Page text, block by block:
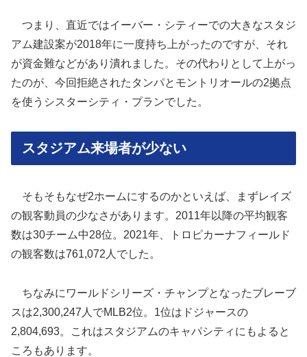
つまり、直近ではイーバー・シティーでの大きなスタジ
アム建設案が2018年に一度持ち上がったのですが、それ
が資金難などがあり潰れました。その代わりとして上がっ
たのが、今回拒絶されたタンパとモントリオールの2拠点
を使うシスターシティ・プランでした。
スタジアム来場者が少ない
そもそもなぜ2ホームにするのかといえば、まずレイズ
の観客動員の少なさがあります。2011年以降の平均観客
数は30チーム中28位。2021年、トロピカーナフィールド
の観客数は761,072人でした。
ちなみにワールドシリーズ・チャンプとなったブレーブ
スは2,300,247人でMLB2位。1位はドジャースの
2,804,693。これはスタジアムのキャパシティにもよると
ころもあります。